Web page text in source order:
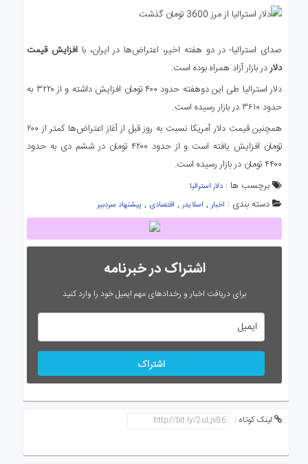
استرالیا
ارتباط
صدای استرالیا- در دو هفته اخیر، اعتراض‌ها در ایران، با افزایش قیمت
دلاردر بازار آزاد همراه بوده است.
دلار استرالیا طی این دوهفته حدود ۴۰۰ تومان افزایش داشته و از ۳۲۲۰ به
حدود ۳۶۱۰ در بازار رسیده است.
همچنین قیمت دلار آمریکا نسبت به روز قبل از آغاز اعتراض‌ها کمتر از ۲۰۰
تومان افزایش یافته است و از حدود ۴۲۰۰ تومان در ششم دی به حدود
۴۴۰۰ تومان در بازار رسیده است.
برچسب ها : دلار استرالیا
دسته بندی : اخبار, اسلایدر, اقتصادی , پیشنهاد سردبیر
اشتراک در خبرنامه
برای دریافت اخبار و رخدادهای مهم ایمیل خود را وارد کنید
اشتراک
لینک کوتاه :